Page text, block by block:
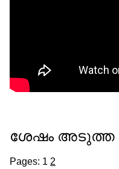
ശേഷം അടുത്ത
Pages: 1 2